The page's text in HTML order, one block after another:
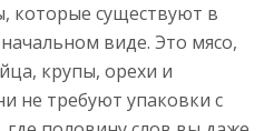
которые существуют в
виде. Это мясо,
крупы, орехи и
не требуют упаковки с